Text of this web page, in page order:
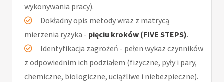
wykonywania pracy).
Dokładny opis metody wraz z matrycą
mierzenia ryzyka - pięciu kroków (FIVE STEPS).
Identyfikacja zagrożeń - pełen wykaz czynników
z odpowiednim ich podziałem (fizyczne, pyły i pary,
chemiczne, biologiczne, uciążliwe i niebezpieczne).